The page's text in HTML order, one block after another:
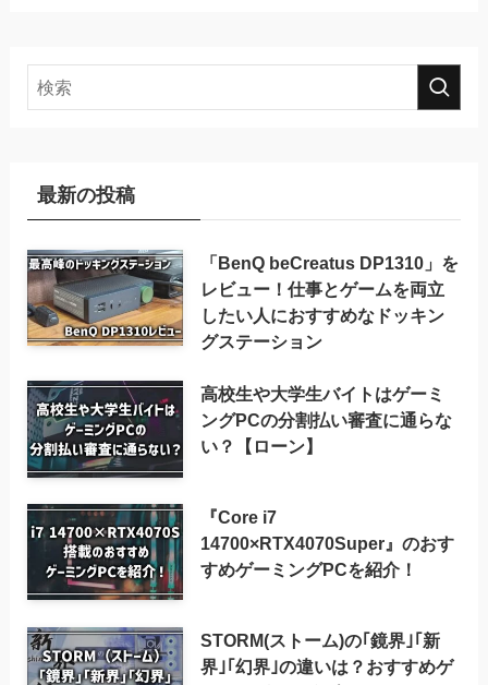
最新の投稿
「BenQ beCreatus DP1310」を
レビュー！仕事とゲームを両立
したい人におすすめなドッキン
グステーション
高校生や大学生バイトはゲーミ
ングPCの分割払い審査に通らな
い？【ローン】
『Core i7
14700×RTX4070Super』のおす
すめゲーミングPCを紹介！
STORM(ストーム)の｢鏡界｣｢新
界｣｢幻界｣の違いは？おすすめゲ